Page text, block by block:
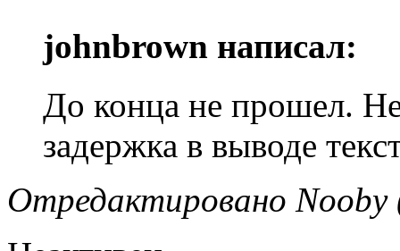
johnbrown написал:
До конца не прошел.
задержка в выводе
Отредактировано